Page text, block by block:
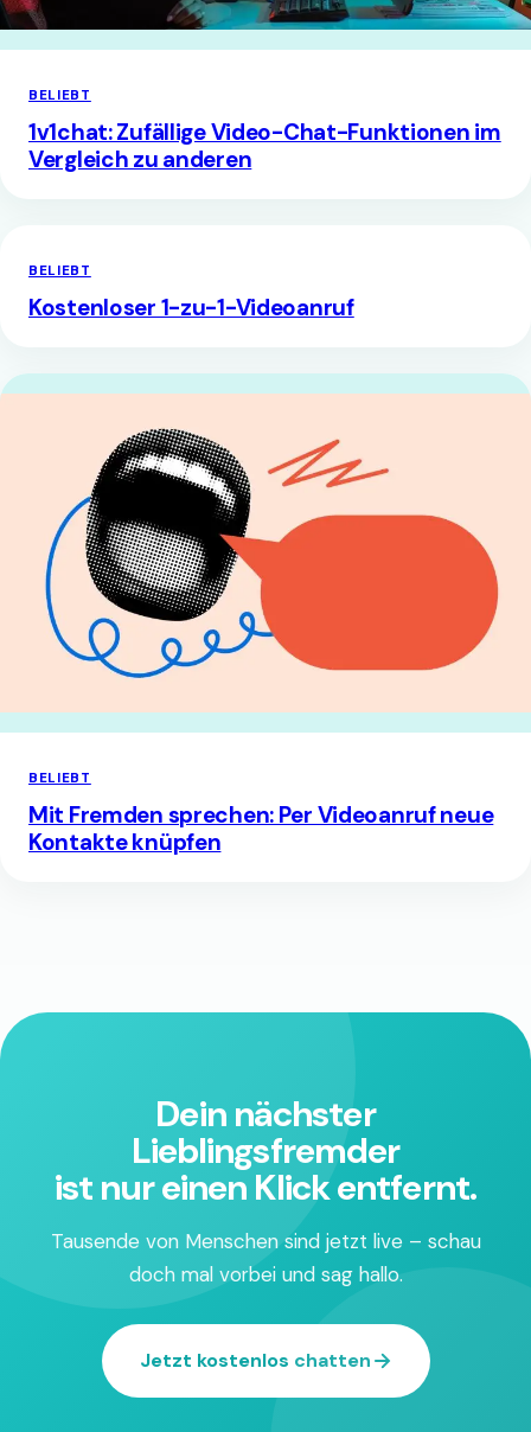
BELIEBT
1v1chat: Zufällige Video-Chat-Funktionen im
Vergleich zu anderen
BELIEBT
Kostenloser 1-zu-1-Videoanruf
BELIEBT
Mit Fremden sprechen: Per Videoanruf neue
Kontakte knüpfen
Dein nächster
Lieblingsfremder
ist nur einen Klick entfernt.
Tausende von Menschen sind jetzt live – schau
doch mal vorbei und sag hallo.
Jetzt kostenlos chatten